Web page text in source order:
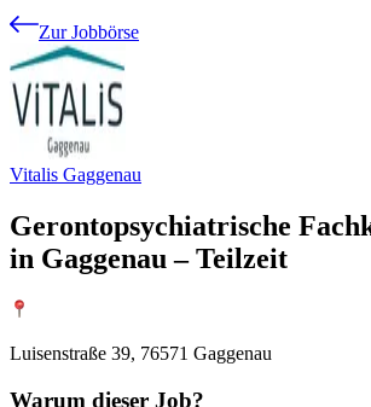
Zur Jobbörse
Vitalis Gaggenau
Gerontopsychiatrische
in Gaggenau – Teilzeit
Luisenstraße 39, 76571 Gaggenau
Warum dieser Job?